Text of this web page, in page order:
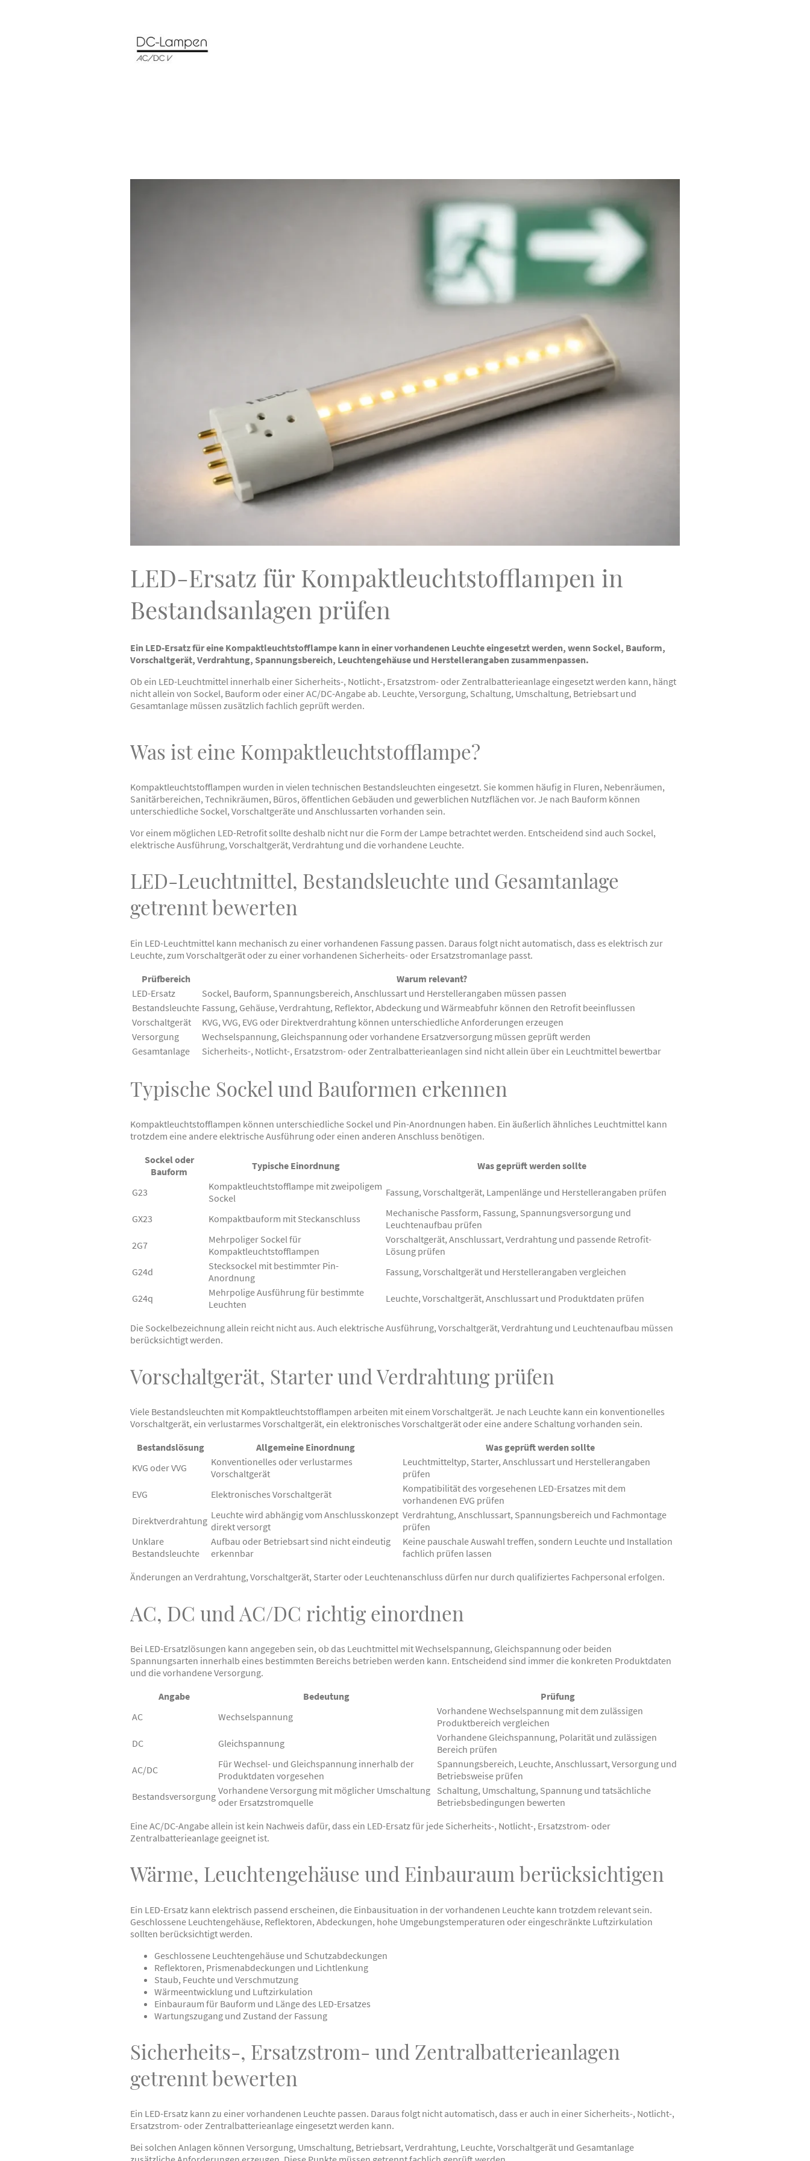
LED-Ersatz für Kompaktleuchtstofflampen in
Bestandsanlagen prüfen
Ein LED-Ersatz für eine Kompaktleuchtstofflampe kann in einer vorhandenen Leuchte eingesetzt werden, wenn Sockel, Bauform,
Vorschaltgerät, Verdrahtung, Spannungsbereich, Leuchtengehäuse und Herstellerangaben zusammenpassen.
Ob ein LED-Leuchtmittel innerhalb einer Sicherheits-, Notlicht-, Ersatzstrom- oder Zentralbatterieanlage eingesetzt werden kann, hängt
nicht allein von Sockel, Bauform oder einer AC/DC-Angabe ab. Leuchte, Versorgung, Schaltung, Umschaltung, Betriebsart und
Gesamtanlage müssen zusätzlich fachlich geprüft werden.
Was ist eine Kompaktleuchtstofflampe?
Kompaktleuchtstofflampen wurden in vielen technischen Bestandsleuchten eingesetzt. Sie kommen häufig in Fluren, Nebenräumen,
Sanitärbereichen, Technikräumen, Büros, öffentlichen Gebäuden und gewerblichen Nutzflächen vor. Je nach Bauform können
unterschiedliche Sockel, Vorschaltgeräte und Anschlussarten vorhanden sein.
Vor einem möglichen LED-Retrofit sollte deshalb nicht nur die Form der Lampe betrachtet werden. Entscheidend sind auch Sockel,
elektrische Ausführung, Vorschaltgerät, Verdrahtung und die vorhandene Leuchte.
LED-Leuchtmittel, Bestandsleuchte und Gesamtanlage
getrennt bewerten
Ein LED-Leuchtmittel kann mechanisch zu einer vorhandenen Fassung passen. Daraus folgt nicht automatisch, dass es elektrisch zur
Leuchte, zum Vorschaltgerät oder zu einer vorhandenen Sicherheits- oder Ersatzstromanlage passt.
Prüfbereich
Warum relevant?
LED-Ersatz
Sockel, Bauform, Spannungsbereich, Anschlussart und Herstellerangaben müssen passen
Bestandsleuchte Fassung, Gehäuse, Verdrahtung, Reflektor, Abdeckung und Wärmeabfuhr können den Retrofit beeinflussen
Vorschaltgerät
KVG, VVG, EVG oder Direktverdrahtung können unterschiedliche Anforderungen erzeugen
Versorgung
Wechselspannung, Gleichspannung oder vorhandene Ersatzversorgung müssen geprüft werden
Gesamtanlage
Sicherheits-, Notlicht-, Ersatzstrom- oder Zentralbatterieanlagen sind nicht allein über ein Leuchtmittel bewertbar
Typische Sockel und Bauformen erkennen
Kompaktleuchtstofflampen können unterschiedliche Sockel und Pin-Anordnungen haben. Ein äußerlich ähnliches Leuchtmittel kann
trotzdem eine andere elektrische Ausführung oder einen anderen Anschluss benötigen.
Sockel oder
Bauform
Typische Einordnung Was geprüft werden sollte
G23
Kompaktleuchtstofflampe mit zweipoligem
Sockel
Fassung, Vorschaltgerät, Lampenlänge und Herstellerangaben prüfen
GX23 Kompaktbauform mit Steckanschluss
Mechanische Passform, Fassung, Spannungsversorgung und
Leuchtenaufbau prüfen
2G7
Mehrpoliger Sockel für
Kompaktleuchtstofflampen
Vorschaltgerät, Anschlussart, Verdrahtung und passende Retrofit-
Lösung prüfen
G24d
Stecksockel mit bestimmter Pin-
Anordnung
Fassung, Vorschaltgerät und Herstellerangaben vergleichen
G24q
Mehrpolige Ausführung für bestimmte
Leuchten
Leuchte, Vorschaltgerät, Anschlussart und Produktdaten prüfen
Die Sockelbezeichnung allein reicht nicht aus. Auch elektrische Ausführung, Vorschaltgerät, Verdrahtung und Leuchtenaufbau müssen
berücksichtigt werden.
Vorschaltgerät, Starter und Verdrahtung prüfen
Viele Bestandsleuchten mit Kompaktleuchtstofflampen arbeiten mit einem Vorschaltgerät. Je nach Leuchte kann ein konventionelles
Vorschaltgerät, ein verlustarmes Vorschaltgerät, ein elektronisches Vorschaltgerät oder eine andere Schaltung vorhanden sein.
Bestandslösung
Allgemeine Einordnung
Was geprüft werden sollte
KVG oder VVG
Konventionelles oder verlustarmes
Vorschaltgerät
Leuchtmitteltyp, Starter, Anschlussart und Herstellerangaben
prüfen
EVG
Elektronisches Vorschaltgerät
Kompatibilität des vorgesehenen LED-Ersatzes mit dem
vorhandenen EVG prüfen
Direktverdrahtung Leuchte wird abhängig vom Anschlusskonzept
direkt versorgt
Verdrahtung, Anschlussart, Spannungsbereich und Fachmontage
prüfen
Unklare
Bestandsleuchte
Aufbau oder Betriebsart sind nicht eindeutig
erkennbar
Keine pauschale Auswahl treffen, sondern Leuchte und Installation
fachlich prüfen lassen
Änderungen an Verdrahtung, Vorschaltgerät, Starter oder Leuchtenanschluss dürfen nur durch qualifiziertes Fachpersonal erfolgen.
AC, DC und AC/DC richtig einordnen
Bei LED-Ersatzlösungen kann angegeben sein, ob das Leuchtmittel mit Wechselspannung, Gleichspannung oder beiden
Spannungsarten innerhalb eines bestimmten Bereichs betrieben werden kann. Entscheidend sind immer die konkreten Produktdaten
und die vorhandene Versorgung.
Angabe
Bedeutung
Prüfung
AC
Wechselspannung
Vorhandene Wechselspannung mit dem zulässigen
Produktbereich vergleichen
DC
Gleichspannung
Vorhandene Gleichspannung, Polarität und zulässigen
Bereich prüfen
AC/DC
Für Wechsel- und Gleichspannung innerhalb der
Produktdaten vorgesehen
Spannungsbereich, Leuchte, Anschlussart, Versorgung und
Betriebsweise prüfen
Bestandsversorgung Vorhandene Versorgung mit möglicher Umschaltung
oder Ersatzstromquelle
Schaltung, Umschaltung, Spannung und tatsächliche
Betriebsbedingungen bewerten
Eine AC/DC-Angabe allein ist kein Nachweis dafür, dass ein LED-Ersatz für jede Sicherheits-, Notlicht-, Ersatzstrom- oder
Zentralbatterieanlage geeignet ist.
Wärme, Leuchtengehäuse und Einbauraum berücksichtigen
Ein LED-Ersatz kann elektrisch passend erscheinen, die Einbausituation in der vorhandenen Leuchte kann trotzdem relevant sein.
Geschlossene Leuchtengehäuse, Reflektoren, Abdeckungen, hohe Umgebungstemperaturen oder eingeschränkte Luftzirkulation
sollten berücksichtigt werden.
Geschlossene Leuchtengehäuse und Schutzabdeckungen
Reflektoren, Prismenabdeckungen und Lichtlenkung
Staub, Feuchte und Verschmutzung
Wärmeentwicklung und Luftzirkulation
Einbauraum für Bauform und Länge des LED-Ersatzes
Wartungszugang und Zustand der Fassung
Sicherheits-, Ersatzstrom- und Zentralbatterieanlagen
getrennt bewerten
Ein LED-Ersatz kann zu einer vorhandenen Leuchte passen. Daraus folgt nicht automatisch, dass er auch in einer Sicherheits-, Notlicht-,
Ersatzstrom- oder Zentralbatterieanlage eingesetzt werden kann.
Bei solchen Anlagen können Versorgung, Umschaltung, Betriebsart, Verdrahtung, Leuchte, Vorschaltgerät und Gesamtanlage